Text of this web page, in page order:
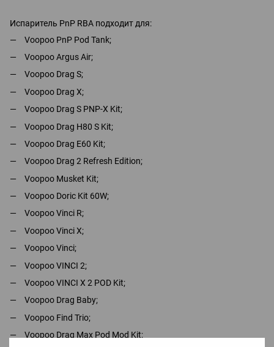
Испаритель PnP RBA подходит для:
Voopoo PnP Pod Tank;
Voopoo Argus Air;
Voopoo Drag S;
Voopoo Drag X;
Voopoo Drag S PNP-X Kit;
Voopoo Drag H80 S Kit;
Voopoo Drag E60 Kit;
Voopoo Drag 2 Refresh Edition;
Voopoo Musket Kit;
Voopoo Doric Kit 60W;
Voopoo Vinci R;
Voopoo Vinci X;
Voopoo Vinci;
Voopoo VINCI 2;
Voopoo VINCI X 2 POD Kit;
Voopoo Drag Baby;
Voopoo Find Trio;
Voopoo Drag Max Pod Mod Kit;